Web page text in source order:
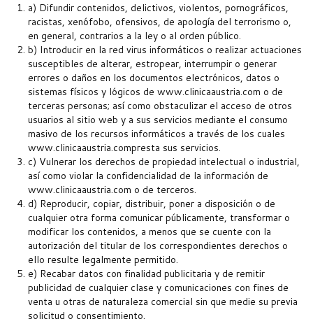
a) Difundir contenidos, delictivos, violentos, pornográficos,
racistas, xenófobo, ofensivos, de apología del terrorismo o,
en general, contrarios a la ley o al orden público.
b) Introducir en la red virus informáticos o realizar actuaciones
susceptibles de alterar, estropear, interrumpir o generar
errores o daños en los documentos electrónicos, datos o
sistemas físicos y lógicos de www.clinicaaustria.com o de
terceras personas; así como obstaculizar el acceso de otros
usuarios al sitio web y a sus servicios mediante el consumo
masivo de los recursos informáticos a través de los cuales
www.clinicaaustria.compresta sus servicios.
c) Vulnerar los derechos de propiedad intelectual o industrial,
así como violar la confidencialidad de la información de
www.clinicaaustria.com o de terceros.
d) Reproducir, copiar, distribuir, poner a disposición o de
cualquier otra forma comunicar públicamente, transformar o
modificar los contenidos, a menos que se cuente con la
autorización del titular de los correspondientes derechos o
ello resulte legalmente permitido.
e) Recabar datos con finalidad publicitaria y de remitir
publicidad de cualquier clase y comunicaciones con fines de
venta u otras de naturaleza comercial sin que medie su previa
solicitud o consentimiento.